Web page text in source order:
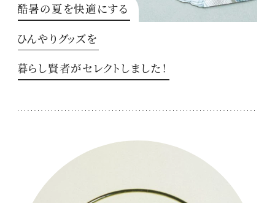
酷暑の夏を快適にする
ひんやりグッズを
暮らし賢者がセレクトしました！